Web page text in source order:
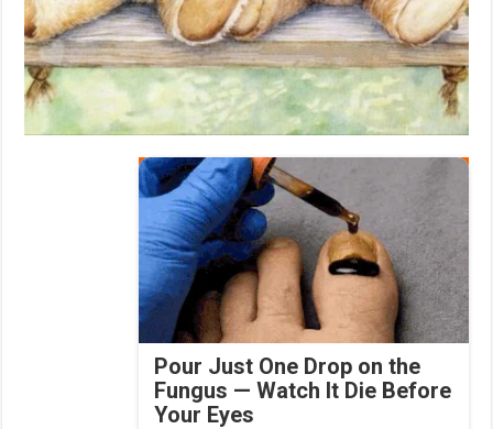
Pour Just One Drop on the
Fungus — Watch It Die Before
Your Eyes